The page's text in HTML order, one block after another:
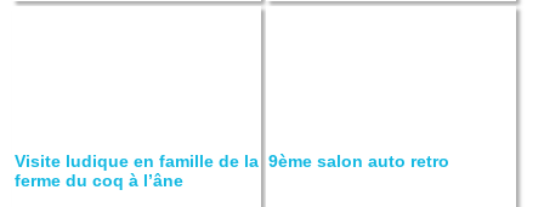
Visite ludique en famille de la
ferme du coq à l’âne
9ème salon auto retro